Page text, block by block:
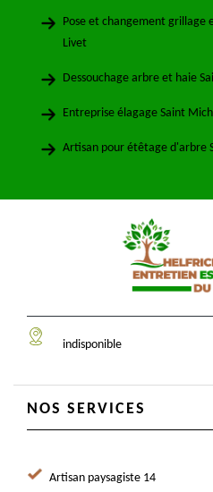
Pose et changement grillage
Livet
Dessouchage arbre et haie
Entreprise élagage Saint
Artisan pour étêtage d'arbre
indisponible
NOS SERVICES
Artisan paysagiste 14